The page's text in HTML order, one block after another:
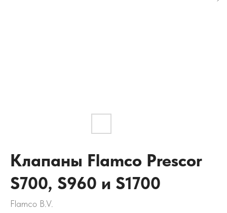
Клапаны Flamco Prescor
S700, S960 и S1700
Flamco B.V.